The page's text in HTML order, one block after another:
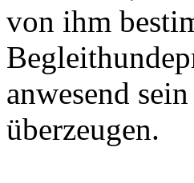
von ihm
anwesend
überzeugen.